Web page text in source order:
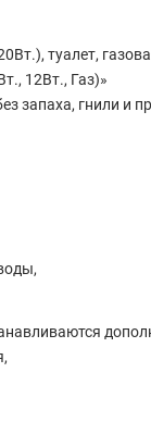
туалет,
12Вт., Газ)»
запаха, гнили и